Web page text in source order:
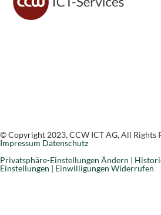
© Copyright 2023, CCW ICT AG, All Rights
Impressum Datenschutz
Privatsphäre-Einstellungen Ändern |
Einstellungen | Einwilligungen Widerrufen